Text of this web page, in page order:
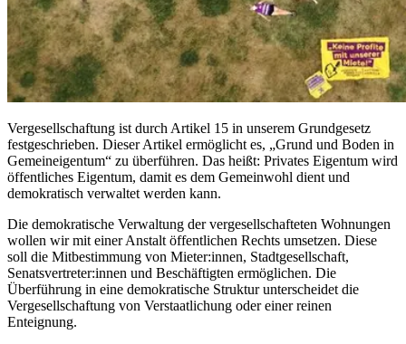
Vergesellschaftung ist durch Artikel 15 in unserem Grundgesetz
festgeschrieben. Dieser Artikel ermöglicht es, „Grund und Boden in
Gemeineigentum“ zu überführen. Das heißt: Privates Eigentum wird
öffentliches Eigentum, damit es dem Gemeinwohl dient und
demokratisch verwaltet werden kann.
Die demokratische Verwaltung der vergesellschafteten Wohnungen
wollen wir mit einer Anstalt öffentlichen Rechts umsetzen. Diese
soll die Mitbestimmung von Mieter:innen, Stadtgesellschaft,
Senatsvertreter:innen und Beschäftigten ermöglichen. Die
Überführung in eine demokratische Struktur unterscheidet die
Vergesellschaftung von Verstaatlichung oder einer reinen
Enteignung.